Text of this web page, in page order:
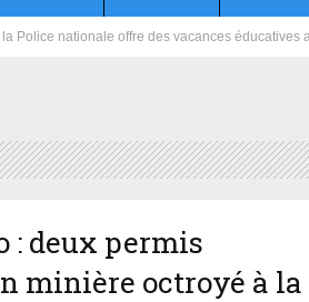
du Camp Général Aboubacar Sangoulé
: deux permis
minière octroyé à la